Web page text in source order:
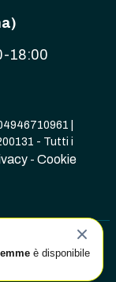
18:00
|
- Tutti i
- Cookie
è disponibile